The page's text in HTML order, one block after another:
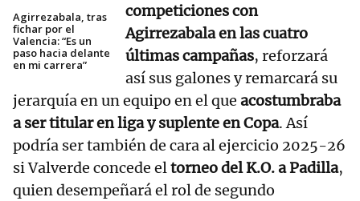
Agirrezabala, tras
fichar por el
Valencia: “Es un
paso hacia delante
en mi carrera”
competiciones con
Agirrezabala en las cuatro
últimas campañas, reforzará
así sus galones y remarcará su
jerarquía en un equipo en el que acostumbraba
a ser titular en liga y suplente en Copa. Así
podría ser también de cara al ejercicio 2025-26
si Valverde concede eltorneo del K.O. a Padilla,
quien desempeñará el rol de segundo